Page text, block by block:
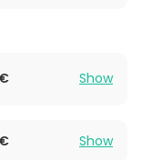
Laurentius-
Sibelius-sali
Show
Show